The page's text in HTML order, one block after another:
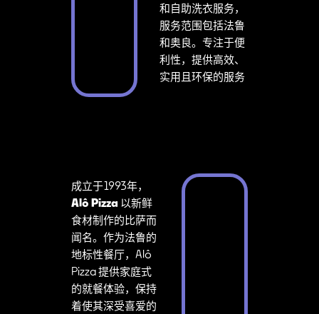
和自助洗衣服务，
服务范围包括法鲁
和奥良。专注于便
利性，提供高效、
实用且环保的服务
成立于1993年，
Alô Pizza 以新鲜
食材制作的比萨而
闻名。作为法鲁的
地标性餐厅，Alô
Pizza 提供家庭式
的就餐体验，保持
着使其深受喜爱的